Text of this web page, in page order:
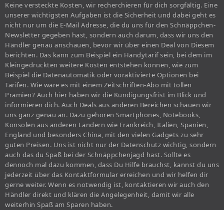
Keine versteckte Kosten, wir recherchieren für dich sorgfältig. Eine
unserer wichtigsten Aufgaben ist die Sicherheit und dabei geht es
nicht nur um die E-Mail Adresse, die du uns für den Schnäppchen-
Newsletter gegeben hast, sondern auch darum, dass wir uns den
Händler genau anschauen, bevor wir über einen Deal von Diesem
berichten. Das kann zum Beispiel ein Handytarif sein, bei dem im
Kleingedruckten weitere Kosten entstehen können, wie zum
Beispiel die Datenautomatik oder voraktivierte Optionen bei
Tarifen. Wie wäre es mit einem Zeitschriften-Abo mit tollen
Prämien? Auch hier haben wir die Kündigungsfrist im Blick und
informieren dich. Auch Deals aus anderen Bereichen schauen wir
uns ganz genau an. Dazu gehören Smartphones, Notebooks,
Konsolen aus anderen Ländern wie Frankreich, Italien, Spanien,
England und besonders China, mit den vielen Gadgets zu sehr
guten Preisen. Uns ist nicht nur der Datenschutz wichtig, sondern
auch das du Spaß bei der Schnäppchenjagd hast. Sollte es
dennoch mal dazu kommen, dass Du Hilfe brauchst, kannst du uns
jederzeit über das Kontaktformular erreichen und wir helfen dir
gerne weiter. Wenn es notwendig ist, kontaktieren wir auch den
Händler direkt und klären die Angelegenheit, damit wir alle
weiterhin Spaß am Sparen haben.